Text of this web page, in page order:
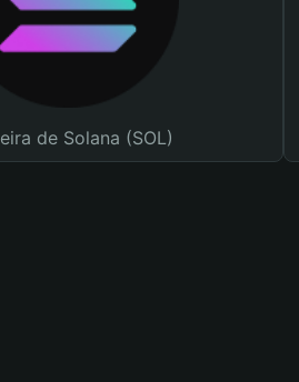
de Solana (SOL)